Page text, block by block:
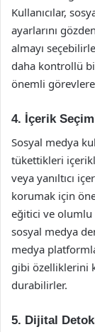
Kullanıcılar,
ayarlarını
almayı
daha kontrollü
önemli
4. İçerik
Sosyal medya
tükettikleri
veya yanıltıcı
korumak için
eğitici ve olumlu
sosyal medya
medya
gibi özelliklerini
durabilirler.
5. Dijital